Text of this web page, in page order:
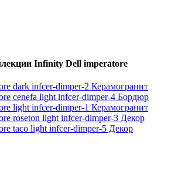
Infinity Dell imperatore